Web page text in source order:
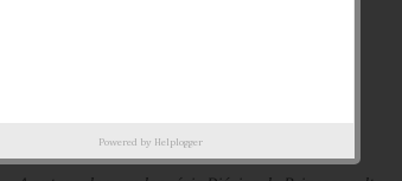
Powered by Helplogger